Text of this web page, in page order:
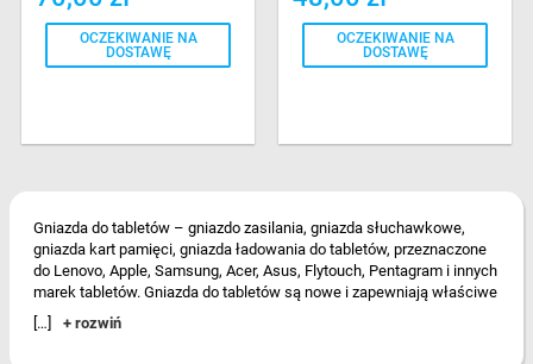
OCZEKIWANIE NA
DOSTAWĘ
OCZEKIWANIE NA
DOSTAWĘ
Gniazda do tabletów – gniazdo zasilania, gniazda słuchawkowe,
gniazda kart pamięci, gniazda ładowania do tabletów, przeznaczone
do Lenovo, Apple, Samsung, Acer, Asus, Flytouch, Pentagram i innych
marek tabletów. Gniazda do tabletów są nowe i zapewniają właściwe
pełnienie poszczególnych funkcji w tablecie.
[…] + rozwiń